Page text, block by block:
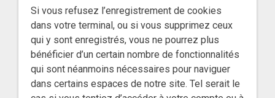
Si vous refusez l’enregistrement de cookies
dans votre terminal, ou si vous supprimez ceux
qui y sont enregistrés, vous ne pourrez plus
bénéficier d’un certain nombre de fonctionnalités
qui sont néanmoins nécessaires pour naviguer
dans certains espaces de notre site. Tel serait le